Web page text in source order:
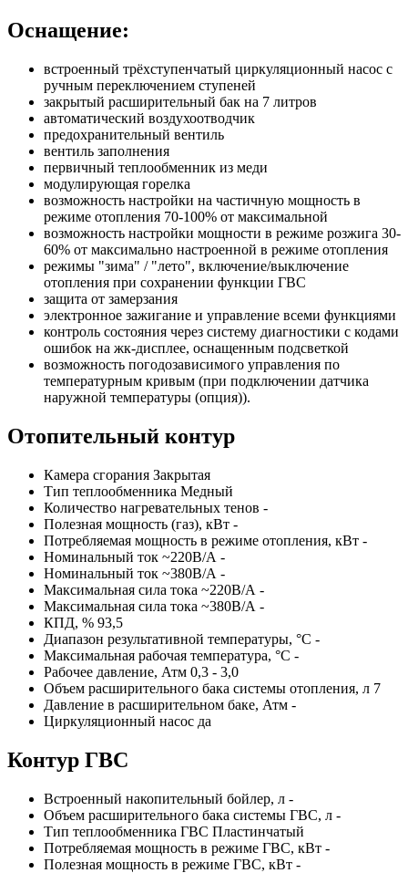
Оснащение:
встроенный трёхступенчатый циркуляционный насос с
ручным переключением ступеней
закрытый расширительный бак на 7 литров
автоматический воздухоотводчик
предохранительный вентиль
вентиль заполнения
первичный теплообменник из меди
модулирующая горелка
возможность настройки на частичную мощность в
режиме отопления 70-100% от максимальной
возможность настройки мощности в режиме розжига 30-
60% от максимально настроенной в режиме отопления
режимы "зима" / "лето", включение/выключение
отопления при сохранении функции ГВС
защита от замерзания
электронное зажигание и управление всеми функциями
контроль состояния через систему диагностики с кодами
ошибок на жк-дисплее, оснащенным подсветкой
возможность погодозависимого управления по
температурным кривым (при подключении датчика
наружной температуры (опция)).
Отопительный контур
Камера сгорания Закрытая
Тип теплообменника Медный
Количество нагревательных тенов -
Полезная мощность (газ), кВт -
Потребляемая мощность в режиме отопления, кВт -
Номинальный ток ~220В/А -
Номинальный ток ~380В/А -
Максимальная сила тока ~220В/А -
Максимальная сила тока ~380В/А -
КПД, % 93,5
Диапазон результативной температуры, °С -
Максимальная рабочая температура, °С -
Рабочее давление, Атм 0,3 - 3,0
Объем расширительного бака системы отопления, л 7
Давление в расширительном баке, Атм -
Циркуляционный насос да
Контур ГВС
Встроенный накопительный бойлер, л -
Объем расширительного бака системы ГВС, л -
Тип теплообменника ГВС Пластинчатый
Потребляемая мощность в режиме ГВС, кВт -
Полезная мощность в режиме ГВС, кВт -